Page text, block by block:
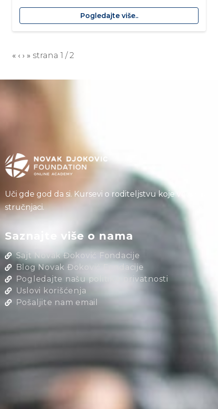
Pogledajte više..
« ‹ › » strana 1 / 2
Uči gde god da si. Kursevi o roditeljstvu koje vode naši
stručnjaci.
Saznajte više o nama
Sajt Novak Đoković Fondacije
Blog Novak Đoković Fondacije
Pogledajte našu politiku privatnosti
Uslovi korišćenja
Pošaljite nam email